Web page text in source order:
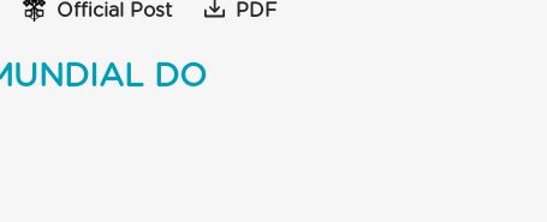
Official Post PDF
DO